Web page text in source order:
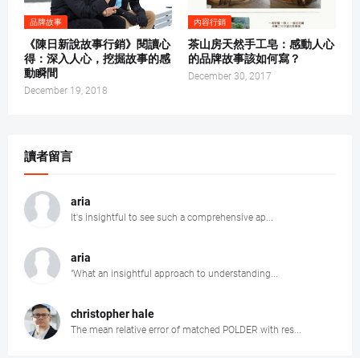
品牌故事
《陳日新說故事行銷》閱讀心
得：深入人心，挖掘故事的感
動瞬間
December 19, 2018
內容行銷
茶山房天然手工皂：感動人心
的品牌故事該如何寫？
December 30, 2017
讀者留言
aria
It's insightful to see such a comprehensive ap...
aria
"What an insightful approach to understanding...
christopher hale
The mean relative error of matched POLDER with res...